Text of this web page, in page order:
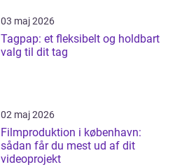
03 maj 2026
Tagpap: et fleksibelt og holdbart
valg til dit tag
02 maj 2026
Filmproduktion i københavn:
sådan får du mest ud af dit
videoprojekt